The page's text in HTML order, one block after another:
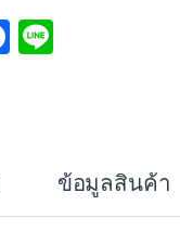
F
o
ข้อมูลสินค้า